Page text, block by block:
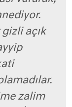
açık
zalim